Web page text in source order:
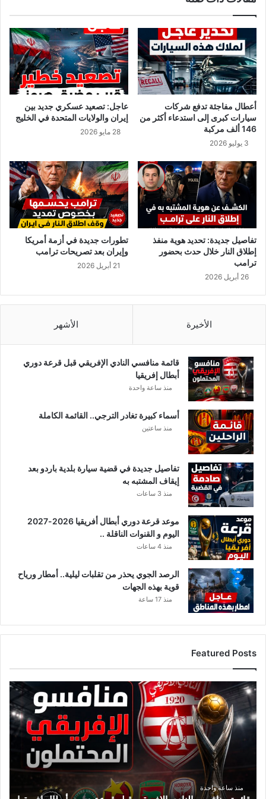
ا
ر
ع
ق
س
ن
ط
ة
ة
ش
ب
ا
ب
ق
س
ي
ت
ر
ج
أعطال مفاجئة تدفع شركات
سيارات كبرى إلى استدعاء أكثر من
146 ألف مركبة
3 يوليو 2026
عاجل: تصعيد عسكري جديد بين
إيران والولايات المتحدة في الخليج
28 مايو 2026
تفاصيل جديدة: تحديد هوية منفذ
إطلاق النار خلال حدث بحضور
ترامب
26 أبريل 2026
تطورات جديدة في أزمة أمريكا
وإيران بعد تصريحات ترامب
21 أبريل 2026
الأخيرة الأشهر
قائمة منافسي النادي الإفريقي قبل قرعة دوري
أبطال إفريقيا
منذ ساعة واحدة
أسماء كبيرة تغادر الترجي.. القائمة الكاملة
منذ ساعتين
تفاصيل جديدة في قضية سيارة بلدية باردو بعد
إيقاف المشتبه به
منذ 3 ساعات
موعد قرعة دوري أبطال أفريقيا 2026-2027
اليوم و القنوات الناقلة ..
منذ 4 ساعات
الرصد الجوي يحذر من تقلبات ليلية.. أمطار ورياح
قوية بهذه الجهات
منذ 17 ساعة
Featured Posts
ق
ئ
م
منذ ساعة واحدة